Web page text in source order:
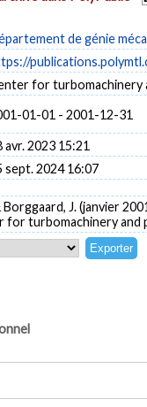
de génie
for turbomachinery
01-01 - 2001-12-31
avr. 2023 15:21
sept. 2024 16:07
J. (janvier
for turbomachinery and